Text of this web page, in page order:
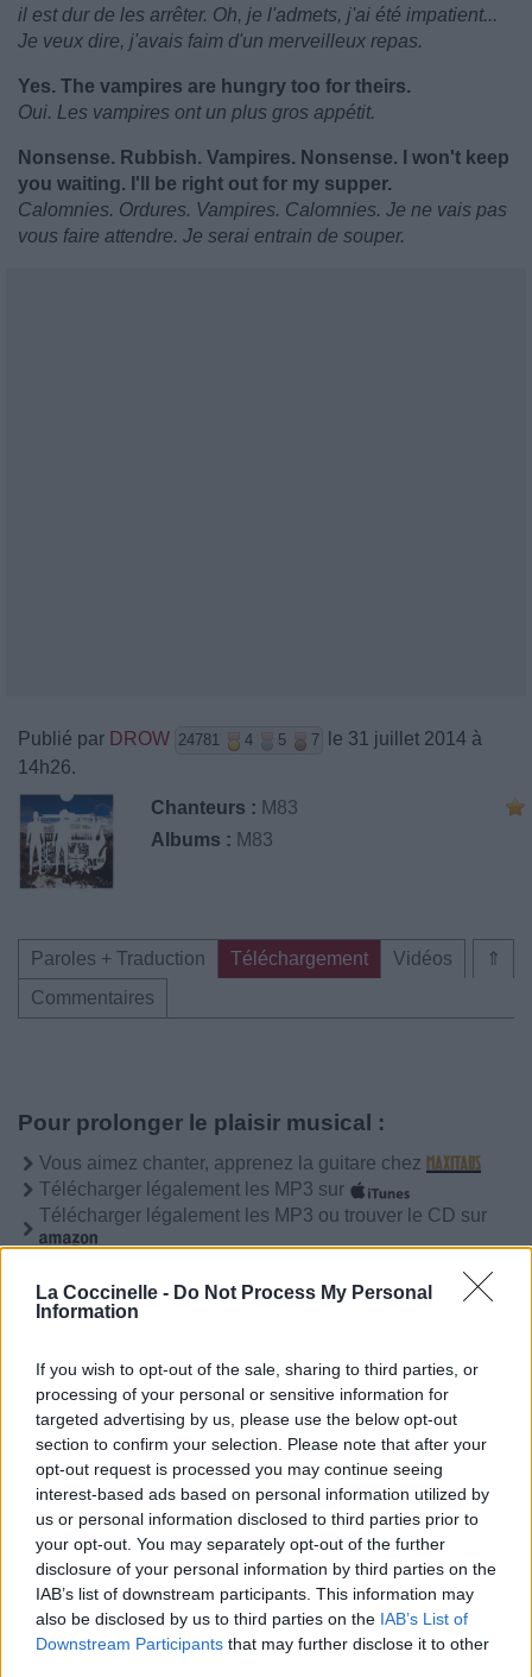
La Coccinelle - Do Not Process My Personal
Information
If you wish to opt-out of the sale, sharing to third parties, or
processing of your personal or sensitive information for
targeted advertising by us, please use the below opt-out
section to confirm your selection. Please note that after your
opt-out request is processed you may continue seeing
interest-based ads based on personal information utilized by
us or personal information disclosed to third parties prior to
your opt-out. You may separately opt-out of the further
disclosure of your personal information by third parties on the
IAB’s list of downstream participants. This information may
also be disclosed by us to third parties on the IAB’s List of
Downstream Participants that may further disclose it to other
il est dur de les arrêter. Oh, je l'admets, j'ai été impatient...
Je veux dire, j'avais faim d'un merveilleux repas.
Yes. The vampires are hungry too for theirs.
Oui. Les vampires ont un plus gros appétit.
Nonsense. Rubbish. Vampires. Nonsense. I won't keep
you waiting. I'll be right out for my supper.
Calomnies. Ordures. Vampires. Calomnies. Je ne vais pas
vous faire attendre. Je serai entrain de souper.
Publié par DROW 24781 4 5 7
le 31 juillet 2014 à
14h26.
Chanteurs : M83
Albums : M83
⇑
Paroles + Traduction Téléchargement
Vidéos
Commentaires
Pour prolonger le plaisir musical :
Vous aimez chanter, apprenez la guitare chez
Télécharger légalement les MP3 sur
Télécharger légalement les MP3 ou trouver le CD sur
Trouver un instrument de musique ou une partition au
meilleur prix sur
Paroles + Traduction Téléchargement
Vidéos
Commentaires
Paroles + Traduction Téléchargement
Vidéos
Commentaires
Dire «merci» pour cette traduction Corriger une erreur